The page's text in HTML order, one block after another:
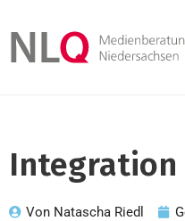
Integration
Von Natascha Riedl